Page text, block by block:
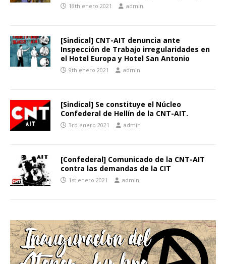
18th enero 2021 admin
[Sindical] CNT-AIT denuncia ante
Inspección de Trabajo irregularidades en
el Hotel Europa y Hotel San Antonio
9th enero 2021 admin
[Sindical] Se constituye el Núcleo
Confederal de Hellín de la CNT-AIT.
3rd enero 2021 admin
[Confederal] Comunicado de la CNT-AIT
contra las demandas de la CIT
1st enero 2021 admin